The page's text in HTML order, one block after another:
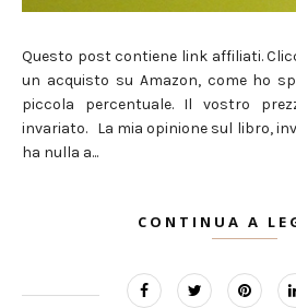
Questo post contiene link affiliati.
un acquisto su Amazon, come ho
piccola percentuale. Il vostro
invariato. La mia opinione sul libro,
ha nulla a...
CONTINUA A